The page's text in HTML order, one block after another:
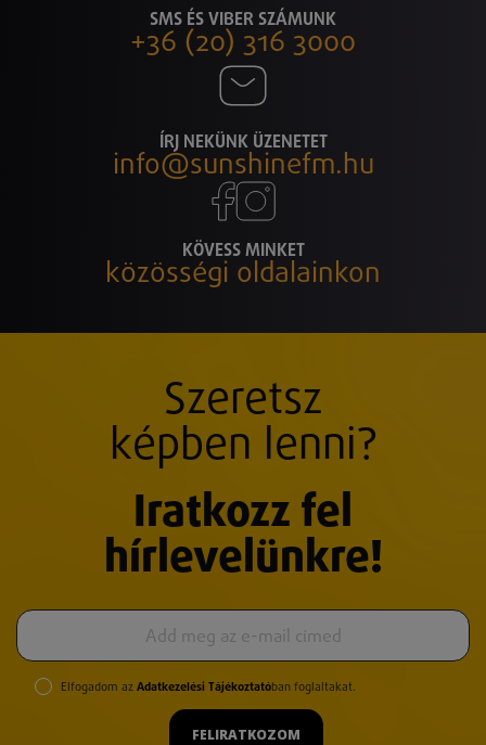
SMS ÉS VIBER SZÁMUNK
+36 (20) 316 3000
ÍRJ NEKÜNK ÜZENETET
info@sunshinefm.hu
KÖVESS MINKET
közösségi oldalainkon
Szeretsz
képben lenni?
Iratkozz fel
hírlevelünkre!
Elfogadom az Adatkezelési Tájékoztatóban foglaltakat.
FELIRATKOZOM